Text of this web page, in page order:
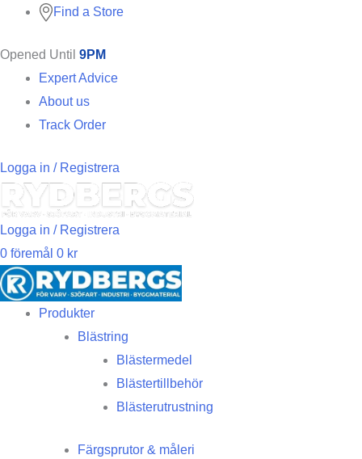
Find a Store
Opened Until 9PM
Expert Advice
About us
Track Order
Logga in / Registrera
Logga in / Registrera
0 föremål 0 kr
Produkter
Blästring
Blästermedel
Blästertillbehör
Blästerutrustning
Färgsprutor & måleri